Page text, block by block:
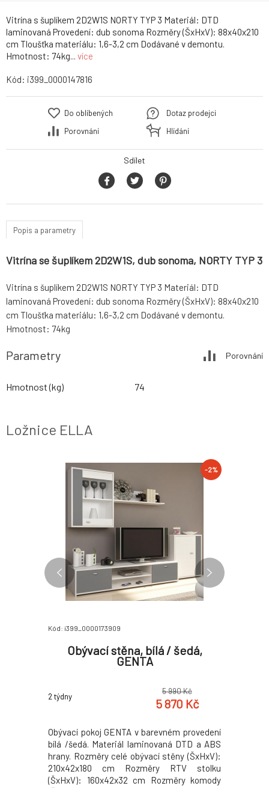
Vitrína s šuplíkem 2D2W1S NORTY TYP 3 Materiál: DTD
laminovaná Provedení: dub sonoma Rozměry (ŠxHxV): 88x40x210
cm Tloušťka materiálu: 1,6-3,2 cm Dodávané v demontu.
Hmotnost: 74kg... více
Kód: i399_0000147816
Do oblíbených
Porovnání
Dotaz prodejci
Hlídání
Sdílet
Popis a parametry
Vitrína se šuplíkem 2D2W1S, dub sonoma, NORTY TYP 3
Vitrína s šuplíkem 2D2W1S NORTY TYP 3 Materiál: DTD
laminovaná Provedení: dub sonoma Rozměry (ŠxHxV): 88x40x210
cm Tloušťka materiálu: 1,6-3,2 cm Dodávané v demontu.
Hmotnost: 74kg
Parametry Porovnání
Hmotnost (kg) 74
Ložnice ELLA
-2%
Kód: i399_0000173909
Obývací stěna, bílá / šedá,
GENTA
2 týdny
5 990 Kč
5 870 Kč
Obývací pokoj GENTA v barevném provedení
bílá /šedá. Materiál laminovaná DTD a ABS
hrany. Rozměry celé obývací stěny (ŠxHxV):
210x42x180 cm Rozměry RTV stolku
(ŠxHxV): 160x42x32 cm Rozměry komody